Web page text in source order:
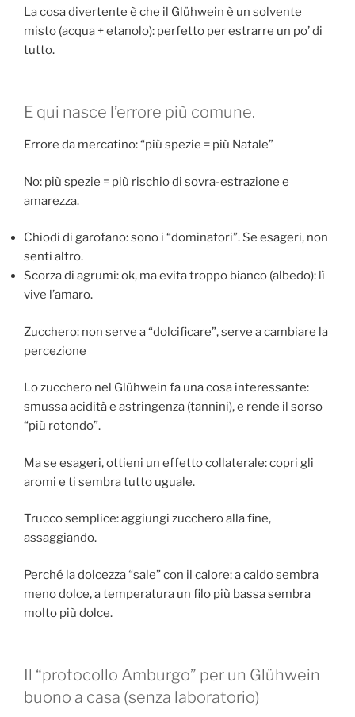
La cosa divertente è che il Glühwein è un solvente
misto (acqua + etanolo): perfetto per estrarre un po’ di
tutto.
E qui nasce l’errore più comune.
Errore da mercatino: “più spezie = più Natale”
No: più spezie = più rischio di sovra-estrazione e
amarezza.
Chiodi di garofano: sono i “dominatori”. Se esageri, non
senti altro.
Scorza di agrumi: ok, ma evita troppo bianco (albedo): lì
vive l’amaro.
Zucchero: non serve a “dolcificare”, serve a cambiare la
percezione
Lo zucchero nel Glühwein fa una cosa interessante:
smussa acidità e astringenza (tannini), e rende il sorso
“più rotondo”.
Ma se esageri, ottieni un effetto collaterale: copri gli
aromi e ti sembra tutto uguale.
Trucco semplice: aggiungi zucchero alla fine,
assaggiando.
Perché la dolcezza “sale” con il calore: a caldo sembra
meno dolce, a temperatura un filo più bassa sembra
molto più dolce.
Il “protocollo Amburgo” per un Glühwein
buono a casa (senza laboratorio)